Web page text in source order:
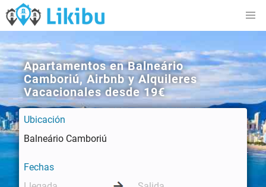
Apartamentos en Balneário
Camboriú, Airbnb y Alquileres
Vacacionales desde 19€
Ubicación
Fechas